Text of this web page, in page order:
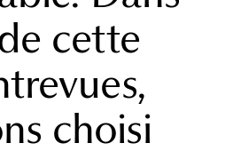
cette
choisi